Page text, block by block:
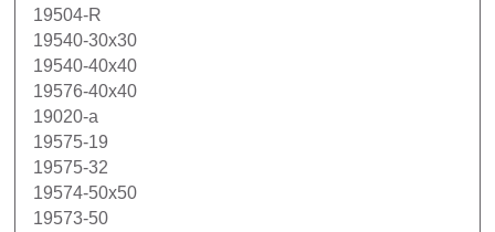
19504-R
19540-30x30
19540-40x40
19576-40x40
19020-a
19575-19
19575-32
19574-50x50
19573-50